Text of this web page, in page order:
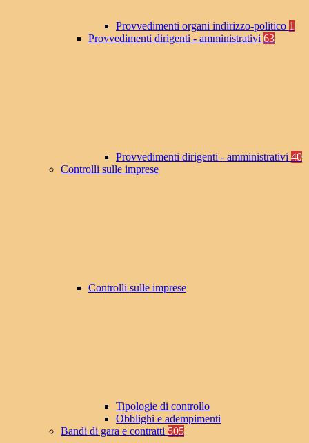
Provvedimenti organi indirizzo-politico 1
Provvedimenti dirigenti - amministrativi 63
Provvedimenti dirigenti - amministrativi 40
Controlli sulle imprese
Controlli sulle imprese
Tipologie di controllo
Obblighi e adempimenti
Bandi di gara e contratti 505